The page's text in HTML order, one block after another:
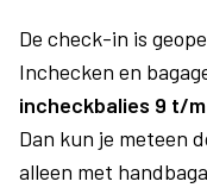
De check-in is
Inchecken en
incheckbalies 9 t/m
Dan kun je meteen
alleen met